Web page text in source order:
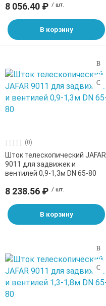
8 056.40 ₽ / шт.
В корзину
(0)
Шток телескопический JAFAR
9011 для задвижек и
вентилей 0,9-1,3м DN 65-80
8 238.56 ₽ / шт.
В корзину